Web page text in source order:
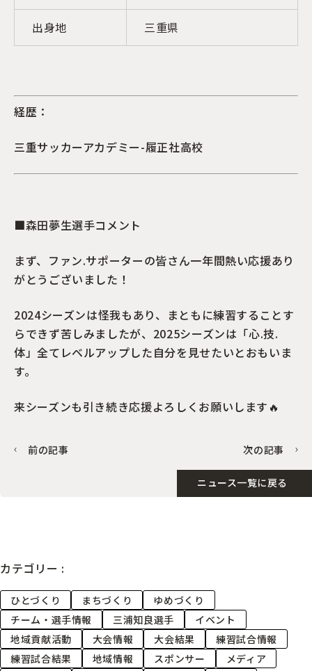
カテゴリー :
ひとづくり まちづくり
ゆめづくり
チーム・選手情報
三浦知良選手
イベント
地域貢献活動
大会情報 大会結果
練習試合情報
練習試合結果
地域情報 スポンサー
メディア
出身地 三重県
経歴：
三重サッカーアカデミー-履正社高校
■森田夢生選手コメント
まず、ファン.サポーターの皆さん一年間熱い応援あり
がとうございました！
2024シーズンは怪我もあり、まともに練習することす
らできず苦しみましたが、2025シーズンは「心.技.
体」全てレベルアップした自分を見せたいとおもいま
す。
来シーズンも引き続き応援よろしくお願いします🔥
前の記事 次の記事
ニュース一覧に戻る